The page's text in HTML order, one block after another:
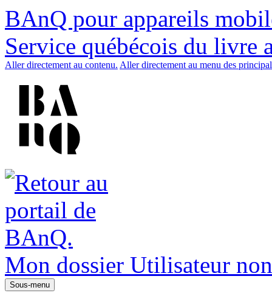
BAnQ pour appareils
Service québécois du livre
Aller directement au contenu. Aller directement au menu des
Mon dossier Utilisateur
Sous-menu